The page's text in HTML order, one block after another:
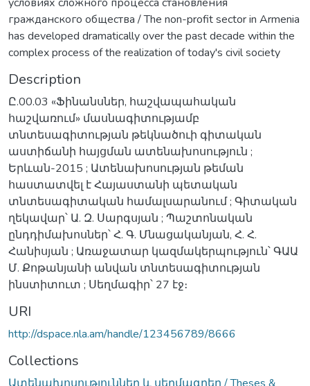
гражданского общества / The non-profit sector in Armenia
has developed dramatically over the past decade within the
complex process of the realization of today's civil society
Description
Ը.00.03 «Ֆինանսներ, հաշվապահական
հաշվառում» մասնագիտությամբ
տնտեսագիտության թեկնածուի գիտական
աստիճանի հայցման ատենախոսություն ;
Երևան-2015 ; Ատենախոսության թեման
հաստատվել է Հայաստանի պետական
տնտեսագիտական համալսարանում ; Գիտական
ղեկավար՝ Ա. Զ. Սարգսյան ; Պաշտոնական
ընդդիմախոսներ՝ Հ. Գ. Մնացականյան, Հ. Հ.
Հանիսյան ; Առաջատար կազմակերպություն՝ ԳԱԱ
Մ. Քոթանյանի անվան տնտեսագիտության
ինստիտուտ ; Սեղմագիր՝ 27 էջ։
URI
http://dspace.nla.am/handle/123456789/8666
Collections